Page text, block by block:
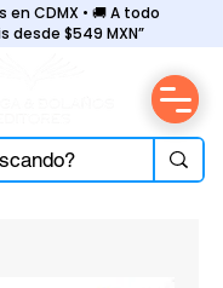
en CDMX • 🚚 A todo
desde $549 MXN”